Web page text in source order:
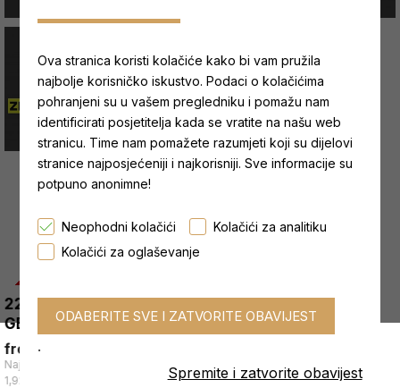
-40 %
226ers - ISOTONIC ICE
GEL
from 1,92 €
Najniža cijena zadnjih 30 dana: od
1,92 €
from 22,80 €
Najniža cijena zadnjih 30 dana: od
Ova stranica koristi kolačiće kako bi vam pružila
najbolje korisničko iskustvo. Podaci o kolačićima
pohranjeni su u vašem pregledniku i pomažu nam
identificirati posjetitelja kada se vratite na našu web
stranicu. Time nam pomažete razumjeti koji su dijelovi
stranice najposjećeniji i najkorisniji. Sve informacije su
potpuno anonimne!
Neophodni kolačići
Kolačići za analitiku
Kolačići za oglaševanje
Spremite i zatvorite obavijest
.